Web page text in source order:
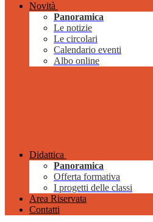
Novità
Panoramica
Le notizie
Le circolari
Calendario eventi
Albo online
Didattica
Panoramica
Offerta formativa
I progetti delle classi
Area Riservata
Contatti